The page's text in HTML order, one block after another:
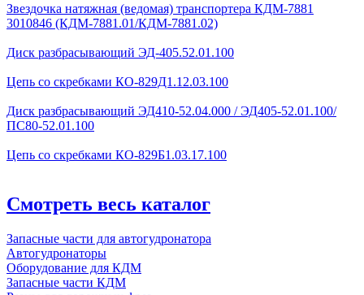
Звездочка натяжная (ведомая) транспортера КДМ-7881
3010846 (КДМ-7881.01/КДМ-7881.02)
Диск разбрасывающий ЭД-405.52.01.100
Цепь со скребками КО-829Д1.12.03.100
Диск разбрасывающий ЭД410-52.04.000 / ЭД405-52.01.100/
ПС80-52.01.100
Цепь со скребками КО-829Б1.03.17.100
Смотреть весь каталог
Запасные части для автогудронатора
Автогудронаторы
Оборудование для КДМ
Запасные части КДМ